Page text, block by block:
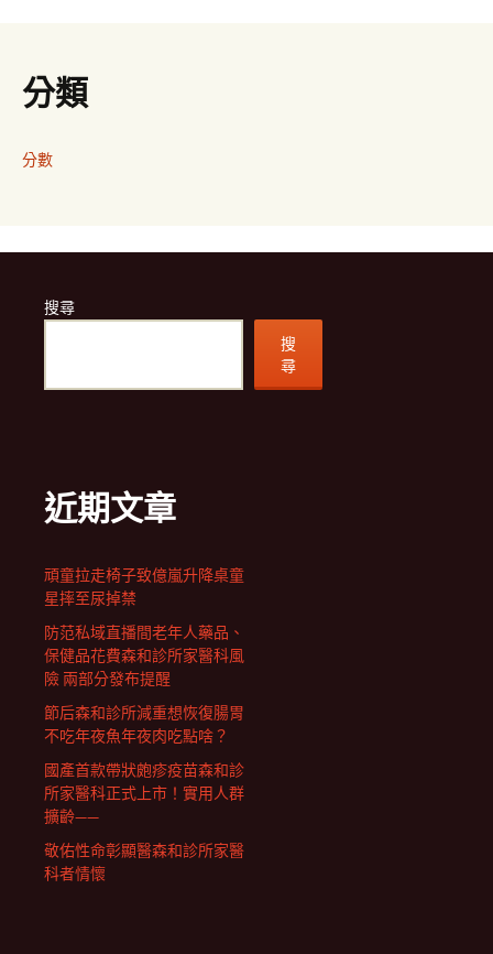
分類
分數
搜尋
搜
尋
近期文章
頑童拉走椅子致億嵐升降桌童
星摔至尿掉禁
防范私域直播間老年人藥品、
保健品花費森和診所家醫科風
險 兩部分發布提醒
節后森和診所減重想恢復腸胃
不吃年夜魚年夜肉吃點啥？
國產首款帶狀皰疹疫苗森和診
所家醫科正式上市！實用人群
擴齡——
敬佑性命彰顯醫森和診所家醫
科者情懷